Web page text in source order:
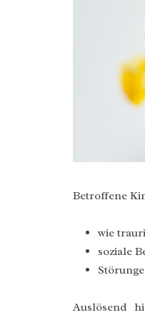
Betroffene
wie
soziale
Auslösend